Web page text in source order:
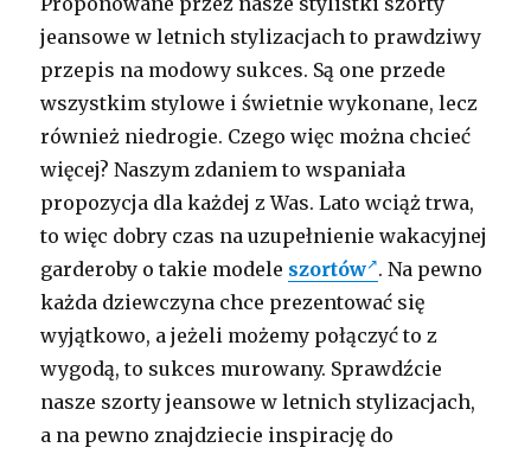
jeansowe w letnich stylizacjach to prawdziwy
przepis na modowy sukces. Są one przede
wszystkim stylowe i świetnie wykonane, lecz
również niedrogie. Czego więc można chcieć
więcej? Naszym zdaniem to wspaniała
propozycja dla każdej z Was. Lato wciąż trwa,
to więc dobry czas na uzupełnienie wakacyjnej
garderoby o takie modele szortów . Na pewno
każda dziewczyna chce prezentować się
wyjątkowo, a jeżeli możemy połączyć to z
wygodą, to sukces murowany. Sprawdźcie
nasze szorty jeansowe w letnich stylizacjach,
a na pewno znajdziecie inspirację do